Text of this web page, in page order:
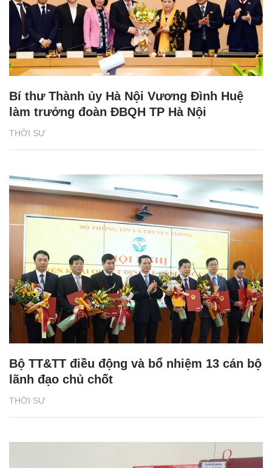
THỜI SỰ
Bí thư Thành ủy Hà Nội Vương Đình Huệ
làm trưởng đoàn ĐBQH TP Hà Nội
THỜI SỰ
Bộ TT&TT điều động và bổ nhiệm 13 cán bộ
lãnh đạo chủ chốt